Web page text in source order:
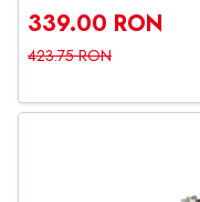
339.00 RON
423.75 RON